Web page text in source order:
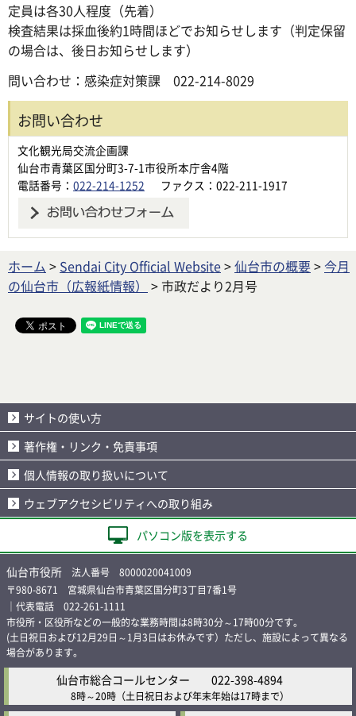
定員は各30人程度（先着）
検査結果は採血後約1時間ほどでお知らせします（判定保留
の場合は、後日お知らせします）
問い合わせ：感染症対策課 022-214-8029
お問い合わせ
文化観光局交流企画課
仙台市青葉区国分町3-7-1市役所本庁舎4階
電話番号： 022-214-1252 ファクス：022-211-1917
ホーム > Sendai City Official Website>仙台市の概要> 今月
の仙台市（広報紙情報）
> 市政だより2月号
サイトの使い方
著作権・リンク・免責事項
個人情報の取り扱いについて
ウェブアクセシビリティへの取り組み
パソコン版を表示する
仙台市役所 法人番号 8000020041009
〒980-8671 宮城県仙台市青葉区国分町3丁目7番1号
｜代表電話 022-261-1111
市役所・区役所などの一般的な業務時間は8時30分～17時00分です。
(土日祝日および12月29日～1月3日はお休みです）ただし、施設によって異なる
場合があります。
仙台市総合コールセンター 022-398-4894
8時～20時 （土日祝日および年末年始は17時まで）